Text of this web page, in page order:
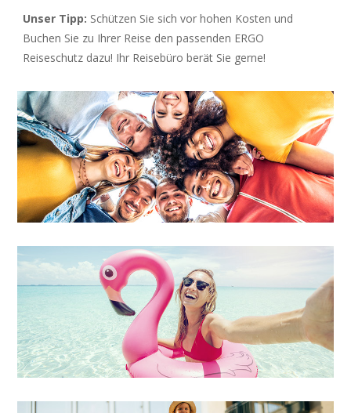
Unser Tipp: Schützen Sie sich vor hohen Kosten und
Buchen Sie zu Ihrer Reise den passenden ERGO
Reiseschutz dazu! Ihr Reisebüro berät Sie gerne!